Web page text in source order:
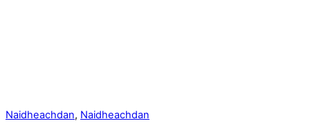
Naidheachdan, Naidheachdan